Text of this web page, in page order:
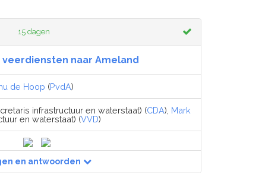
15 dagen
veerdiensten naar Ameland
de Hoop (PvdA)
infrastructuur en waterstaat) (CDA), Mark
en waterstaat) (VVD)
en antwoorden